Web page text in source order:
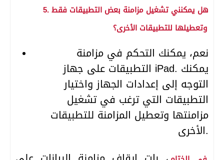
5. هل يمكنني تشغيل مزامنة بعض التطبيقات فقط
وتعطيلها للتطبيقات الأخرى؟
نعم، يمكنك التحكم في مزامنة
التطبيقات على جهاز iPad. يمكنك
التوجه إلى إعدادات الجهاز واختيار
التطبيقات التي ترغب في تشغيل
مزامنتها وتعطيل المزامنة للتطبيقات
الأخرى.